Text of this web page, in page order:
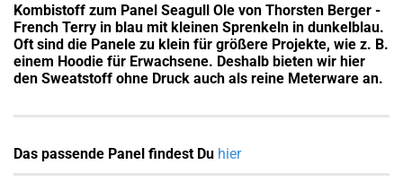
Kombistoff zum Panel Seagull Ole von Thorsten Berger -
French Terry in blau mit kleinen Sprenkeln in dunkelblau.
Oft sind die Panele zu klein für größere Projekte, wie z. B.
einem Hoodie für Erwachsene. Deshalb bieten wir hier
den Sweatstoff ohne Druck auch als reine Meterware an.
Das passende Panel findest Du hier